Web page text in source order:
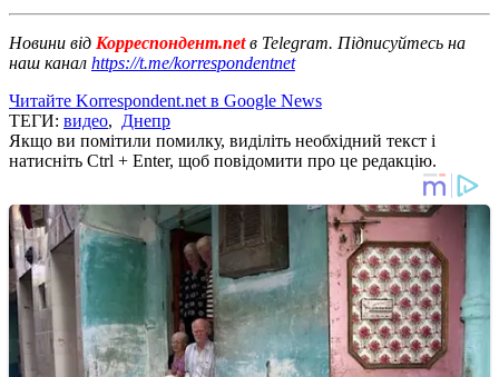
Новини від Корреспондент.netв Telegram. Підписуйтесь на
наш канал https://t.me/korrespondentnet
Читайте Korrespondent.net в Google News
ТЕГИ: видео, Днепр
Якщо ви помітили помилку, виділіть необхідний текст і
натисніть Ctrl + Enter, щоб повідомити про це редакцію.